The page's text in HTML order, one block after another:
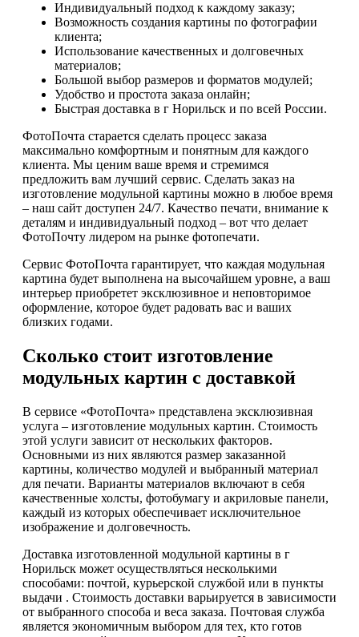
Индивидуальный подход к каждому заказу;
Возможность создания картины по фотографии
клиента;
Использование качественных и долговечных
материалов;
Большой выбор размеров и форматов модулей;
Удобство и простота заказа онлайн;
Быстрая доставка в г Норильск и по всей России.
ФотоПочта старается сделать процесс заказа
максимально комфортным и понятным для каждого
клиента. Мы ценим ваше время и стремимся
предложить вам лучший сервис. Сделать заказ на
изготовление модульной картины можно в любое время
– наш сайт доступен 24/7. Качество печати, внимание к
деталям и индивидуальный подход – вот что делает
ФотоПочту лидером на рынке фотопечати.
Сервис ФотоПочта гарантирует, что каждая модульная
картина будет выполнена на высочайшем уровне, а ваш
интерьер приобретет эксклюзивное и неповторимое
оформление, которое будет радовать вас и ваших
близких годами.
Сколько стоит изготовление
модульных картин с доставкой
В сервисе «ФотоПочта» представлена эксклюзивная
услуга – изготовление модульных картин. Стоимость
этой услуги зависит от нескольких факторов.
Основными из них являются размер заказанной
картины, количество модулей и выбранный материал
для печати. Варианты материалов включают в себя
качественные холсты, фотобумагу и акриловые панели,
каждый из которых обеспечивает исключительное
изображение и долговечность.
Доставка изготовленной модульной картины в г
Норильск может осуществляться несколькими
способами: почтой, курьерской службой или в пункты
выдачи . Стоимость доставки варьируется в зависимости
от выбранного способа и веса заказа. Почтовая служба
является экономичным выбором для тех, кто готов